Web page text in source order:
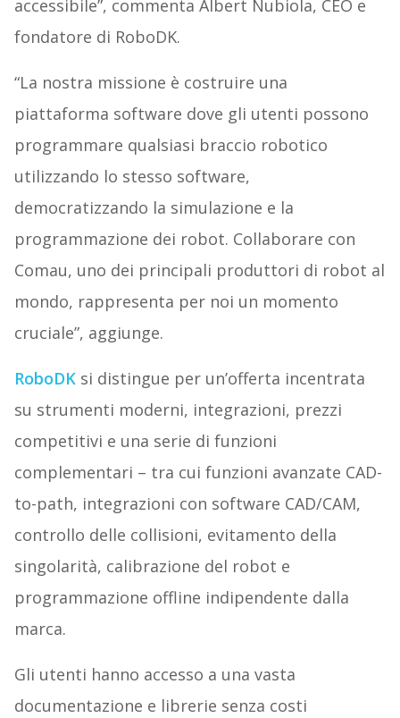
accessibile”, commenta Albert Nubiola, CEO e
fondatore di RoboDK.
“La nostra missione è costruire una
piattaforma software dove gli utenti possono
programmare qualsiasi braccio robotico
utilizzando lo stesso software,
democratizzando la simulazione e la
programmazione dei robot. Collaborare con
Comau, uno dei principali produttori di robot al
mondo, rappresenta per noi un momento
cruciale”, aggiunge.
RoboDK si distingue per un’offerta incentrata
su strumenti moderni, integrazioni, prezzi
competitivi e una serie di funzioni
complementari – tra cui funzioni avanzate CAD-
to-path, integrazioni con software CAD/CAM,
controllo delle collisioni, evitamento della
singolarità, calibrazione del robot e
programmazione offline indipendente dalla
marca.
Gli utenti hanno accesso a una vasta
documentazione e librerie senza costi